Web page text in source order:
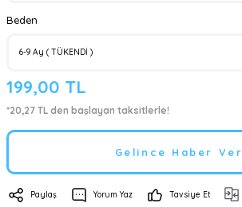
Beden
199,00 TL
*20,27 TL den başlayan taksitlerle!
Gelince Haber Ver
Paylaş Yorum Yaz Tavsiye Et